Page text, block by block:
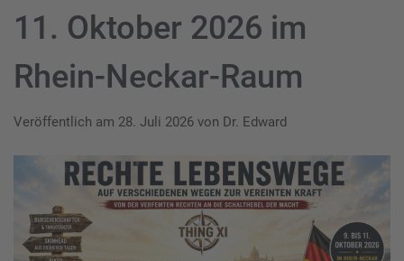
11. Oktober 2026 im
Rhein-Neckar-Raum
Veröffentlich am 28. Juli 2026 von Dr. Edward